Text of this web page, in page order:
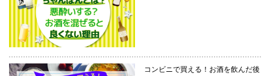
コンビニで買える！お酒を飲んだ後